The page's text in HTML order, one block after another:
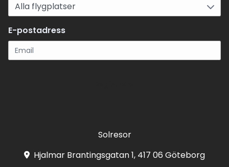
E-postadress
Solresor
Hjalmar Brantingsgatan 1, 417 06 Göteborg